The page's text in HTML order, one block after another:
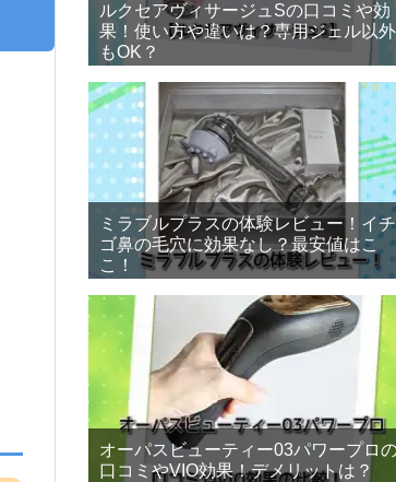
ルクセアヴィサージュSの口コミや効
果！使い方や違いは？専用ジェル以外
もOK？
ミラブルプラスの体験レビュー！イチ
ゴ鼻の毛穴に効果なし？最安値はこ
こ！
オーパスビューティー03パワープロ
口コミやVIO効果！デメリットは？